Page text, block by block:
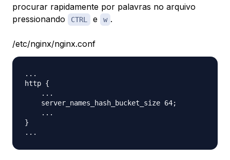
procurar rapidamente por palavras no arquivo
pressionando
CTRL e w .
/etc/nginx/nginx.conf
...
http {
    ...
    server_names_hash_bucket_size 64;
    ...
}